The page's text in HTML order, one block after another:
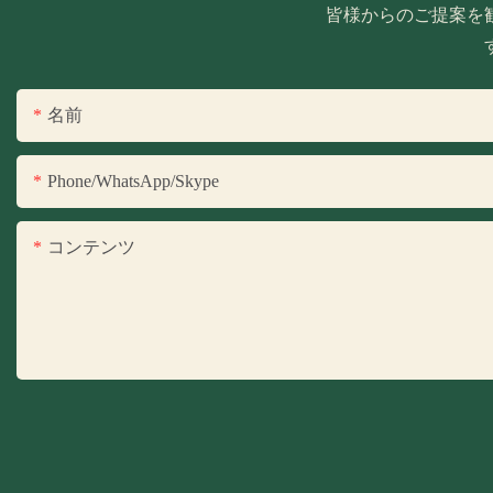
皆様からのご提案を
名前
Phone/WhatsApp/Skype
コンテンツ